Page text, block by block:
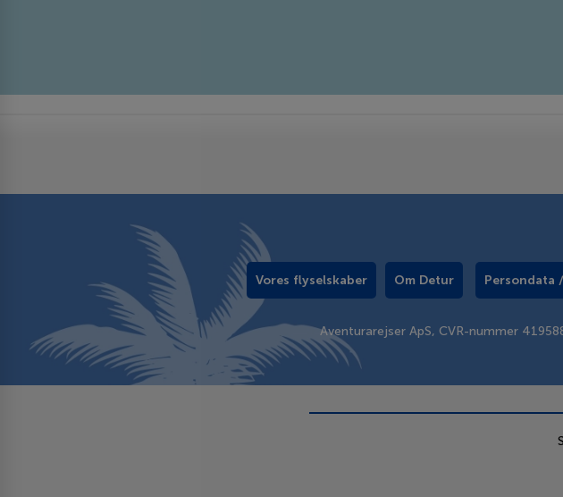
Vores flyselskaber Om Detur Persondata
Aventurarejser ApS, CVR-nummer